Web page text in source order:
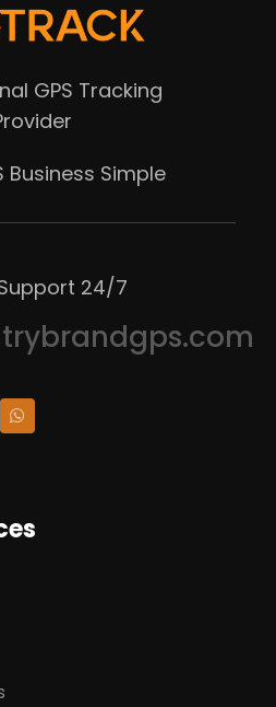
GPS Tracking
Business Simple
24/7